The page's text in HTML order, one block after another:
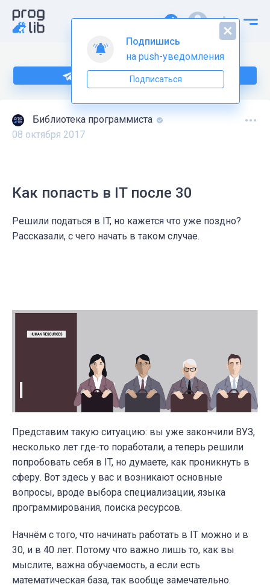
Подпишитесь на нас в Telegram
Библиотека программиста
08 октября 2017
Как попасть в IT после 30
Решили податься в IT, но кажется что уже поздно?
Рассказали, с чего начать в таком случае.
Представим такую ситуацию: вы уже закончили ВУЗ,
несколько лет где-то поработали, а теперь решили
попробовать себя в IT, но думаете, как проникнуть в
сферу. Вот здесь у вас и возникают основные
вопросы, вроде выбора специализации, языка
программирования, поиска ресурсов.
Начнём с того, что начинать работать в IT можно и в
30, и в 40 лет. Потому что важно лишь то, как вы
мыслите, важна обучаемость, а если есть
математическая база, так вообще замечательно.
Подпишись
на push-уведомления
Подписаться